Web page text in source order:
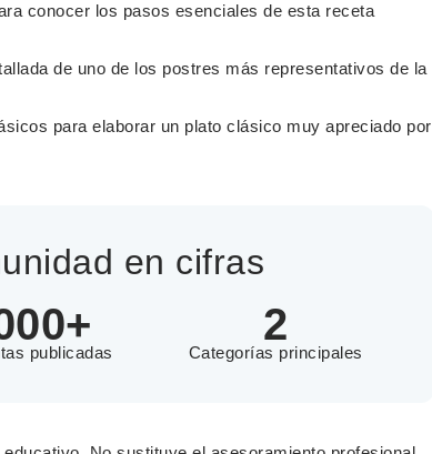
conocer los pasos esenciales de esta receta
de uno de los postres más representativos de la
para elaborar un plato clásico muy apreciado por
en cifras
publicadas
2
Categorías principales